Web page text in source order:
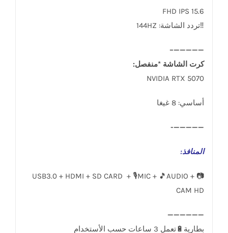
15.6 FHD IPS
‼️تردد الشاشة: 144HZ
—————–
كرت الشاشة *منفصل:
NVIDIA RTX 5070
أساسي: 8 غيغا
—————-
المنافذ:
USB3.0 + HDMI + SD CARD + 🎙️MIC + 🎵AUDIO + 📷
CAM HD